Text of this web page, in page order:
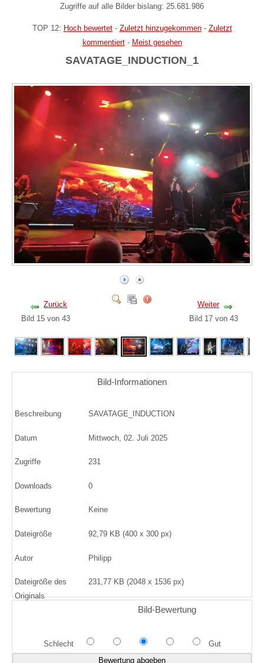
Zugriffe auf alle Bilder bislang: 25.681.986
TOP 12: Hoch bewertet- Zuletzt hinzugekommen- Zuletzt
kommentiert- Meist gesehen
SAVATAGE_INDUCTION_1
Zurück
Bild 15 von 43
Weiter
Bild 17 von 43
Bild-Informationen
Beschreibung SAVATAGE_INDUCTION
Datum Mittwoch, 02. Juli 2025
Zugriffe 231
Downloads 0
Bewertung Keine
Dateigröße 92,79 KB (400 x 300 px)
Autor Philipp
Dateigröße des
Originals
231,77 KB (2048 x 1536 px)
Bild-Bewertung
Schlecht Gut